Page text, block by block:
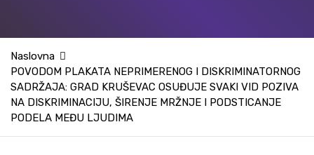
Naslovna
POVODOM PLAKATA NEPRIMERENOG I DISKRIMINATORNOG
SADRŽAJA: GRAD KRUŠEVAC OSUĐUJE SVAKI VID POZIVA
NA DISKRIMINACIJU, ŠIRENJE MRŽNJE I PODSTICANJE
PODELA MEĐU LJUDIMA